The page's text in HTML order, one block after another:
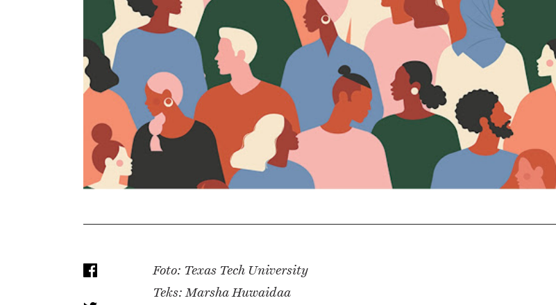
Foto: Texas Tech University
Teks: Marsha Huwaidaa